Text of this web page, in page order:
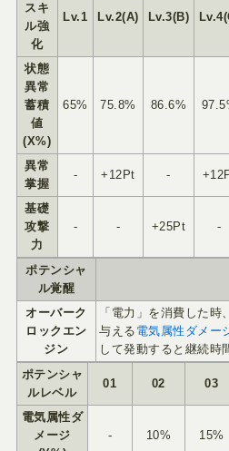
スキ
ル強
化
Lv.1 Lv.2(A) Lv.3(B)
状態
異常
蓄積
値
(X%)
65% 75.8% 86.6%
異常
掌握
- +12Pt -
基礎
攻撃
力
- - +25Pt -
ポテンシャ
ル覚醒
オーバーク
ロックエン
ジン
「電力」を消費した時
与える 電気属性ダメー
して発動すると継続時
ポテンシャ
ルレベル
01 02 03
電気属性ダ
メージ
- 10% 15%